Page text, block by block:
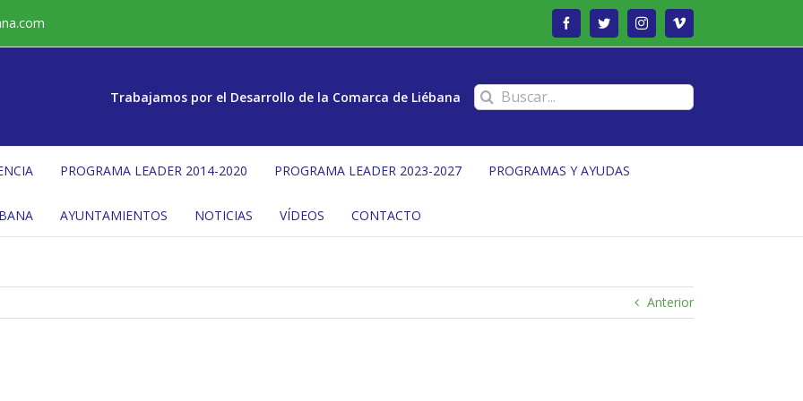
FacebookTwitterInstagramVimeo
Trabajamos por el Desarrollo de la Comarca de Liébana Buscar:
PROGRAMA LEADER 2014-2020 PROGRAMA LEADER 2023-2027 PROGRAMAS Y AYUDAS
AYUNTAMIENTOS NOTICIAS VÍDEOS CONTACTO
Anterior